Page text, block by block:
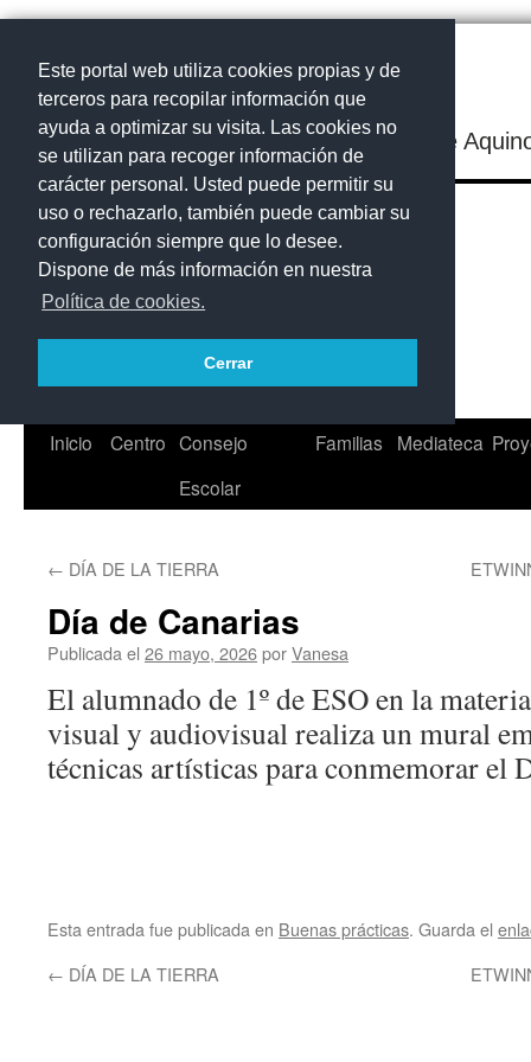
Este portal web utiliza cookies propias y de
terceros para recopilar información que
ayuda a optimizar su visita. Las cookies no
se utilizan para recoger información de
carácter personal. Usted puede permitir su
uso o rechazarlo, también puede cambiar su
configuración siempre que lo desee.
Dispone de más información en nuestra
Política de cookies.
Cerrar
IES Santo Tomás de
Saltar
Inicio Centro Consejo
Escolar
Familias Mediateca
← DÍA DE LA TIERRA
Día de Canarias
Publicada el 26 mayo, 2026porVanesa
El alumnado de 1º de ESO en la
visual y audiovisual realiza un mural
técnicas artísticas para conmemorar el
Esta entrada fue publicada en Buenas prácticas. Guarda el
← DÍA DE LA TIERRA